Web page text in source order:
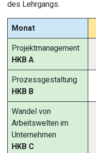
des Lehrgangs.
Monat
Projektmanagement
HKB A
Prozessgestaltung
HKB B
Wandel von
Arbeitswelten im
Unternehmen
HKB C